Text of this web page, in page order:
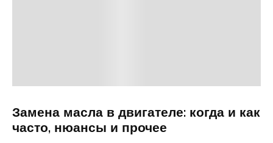
Замена масла в двигателе: когда и как
часто, нюансы и прочее